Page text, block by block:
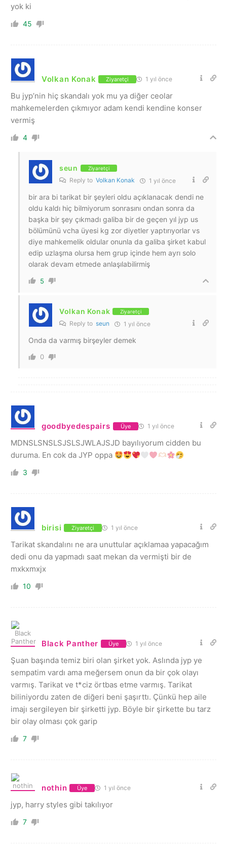
yok ki
45
Volkan Konak Ziyaretçi 1 yıl önce
Bu jyp’nin hiç skandalı yok mu ya diğer ceolar
mahkemelerden çıkmıyor adam kendi kendine konser
vermiş
4
seun Ziyaretçi
Reply to Volkan Konak 1 yıl önce
bir ara bi tarikat bir şeyleri oldu açıklanacak dendi ne
oldu kaldı hiç bilmiyorum sonrasını ondan sonra da
başka bir şey çıkmadı galiba bir de geçen yıl jyp us
bölümünü vcha üyesi kg zor diyetler yaptırıyorlar vs
diye mahkemelik oldular onunla da galiba şirket kabul
edip uzlaşma olursa hem grup içinde hem ayrı solo
olarak devam etmede anlaşılabilirmiş
5
Volkan Konak Ziyaretçi
Reply to seun 1 yıl önce
Onda da varmış birşeyler demek
0
goodbyedespairs Üye 1 yıl önce
MDNSLSNSLSJSLSJWLAJSJD bayılıyorum cidden bu
duruma. En cok da JYP oppa
3
birisi Ziyaretçi 1 yıl önce
Tarikat skandalını ne ara unuttular açıklamaa yapacağım
dedi onu da yapmadı saat mekan da vermişti bir de
mxkxmxjx
10
Black Panther Üye 1 yıl önce
Şuan başında temiz biri olan şirket yok. Aslında jyp ye
sempatim vardı ama meğersem onun da bir çok olayı
varmış. Tarikat ve t*ciz örtbas etme varmış. Tarikat
biliniyordu zaten de diğeri beni şaşırttı. Çünkü hep aile
imajı sergileyen bir şirketti jyp. Böyle bir şirkette bu tarz
bir olay olması çok garip
7
nothin Üye 1 yıl önce
jyp, harry styles gibi takılıyor
7